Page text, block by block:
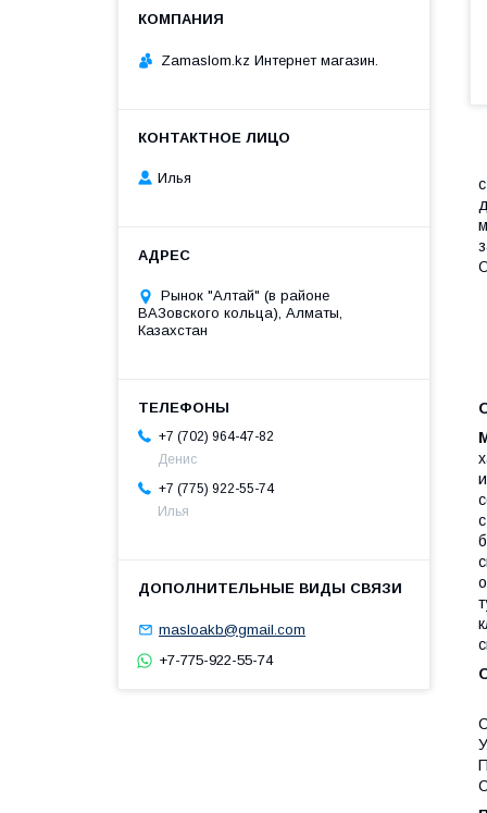
с
Zamaslom.kz Интернет магазин.
Илья
Рынок "Алтай" (в районе
ВАЗовского кольца), Алматы,
Казахстан
+7 (702) 964-47-82
Денис
+7 (775) 922-55-74
Илья
masloakb@gmail.com
+7-775-922-55-74